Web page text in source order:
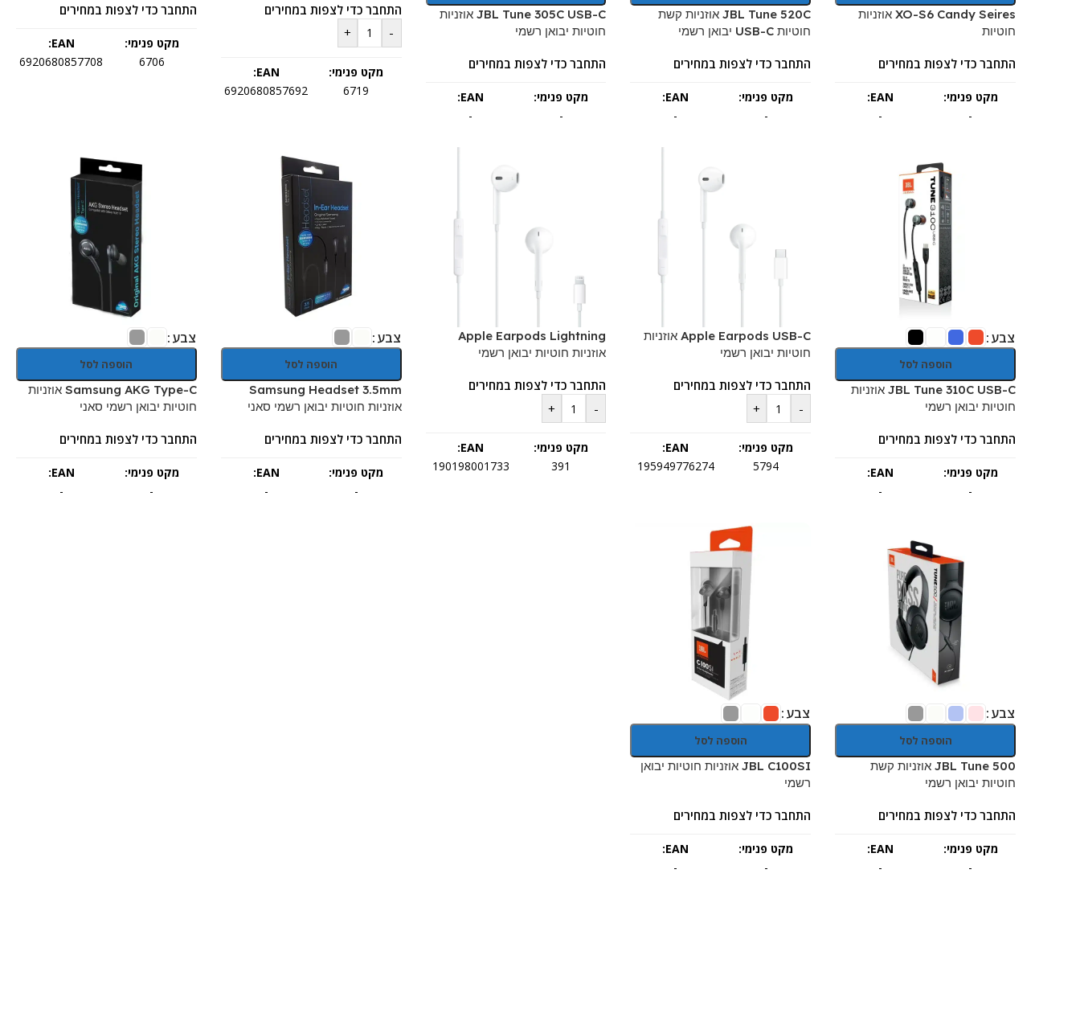
XO-S6 Candy Seires אוזניות
חוטיות
התחבר כדי לצפות במחירים
מקט פנימי:
-
EAN:
-
JBL Tune 520C אוזניות קשת
חוטיות USB-C יבואן רשמי
התחבר כדי לצפות במחירים
מקט פנימי:
-
EAN:
-
JBL Tune 305C USB-C אוזניות
חוטיות יבואן רשמי
התחבר כדי לצפות במחירים
מקט פנימי:
-
EAN:
-
התחבר כדי לצפות במחירים
-
+
מקט פנימי:
6719
EAN:
6920680857692
התחבר כדי לצפות במחירים
מקט פנימי:
6706
EAN:
6920680857708
צבע
הוספה לסל
JBL Tune 310C USB-C אוזניות
חוטיות יבואן רשמי
התחבר כדי לצפות במחירים
מקט פנימי:
-
EAN:
-
Apple Earpods USB-C אוזניות
חוטיות יבואן רשמי
התחבר כדי לצפות במחירים
-
+
מקט פנימי:
5794
EAN:
195949776274
Apple Earpods Lightning
אוזניות חוטיות יבואן רשמי
התחבר כדי לצפות במחירים
-
+
מקט פנימי:
391
EAN:
190198001733
צבע
הוספה לסל
Samsung Headset 3.5mm
אוזניות חוטיות יבואן רשמי סאני
התחבר כדי לצפות במחירים
מקט פנימי:
-
EAN:
-
צבע
הוספה לסל
Samsung AKG Type-C אוזניות
חוטיות יבואן רשמי סאני
התחבר כדי לצפות במחירים
מקט פנימי:
-
EAN:
-
צבע
הוספה לסל
JBL Tune 500 אוזניות קשת
חוטיות יבואן רשמי
התחבר כדי לצפות במחירים
מקט פנימי:
-
EAN:
-
צבע
הוספה לסל
JBL C100SI אוזניות חוטיות יבואן
רשמי
התחבר כדי לצפות במחירים
מקט פנימי:
-
EAN:
-